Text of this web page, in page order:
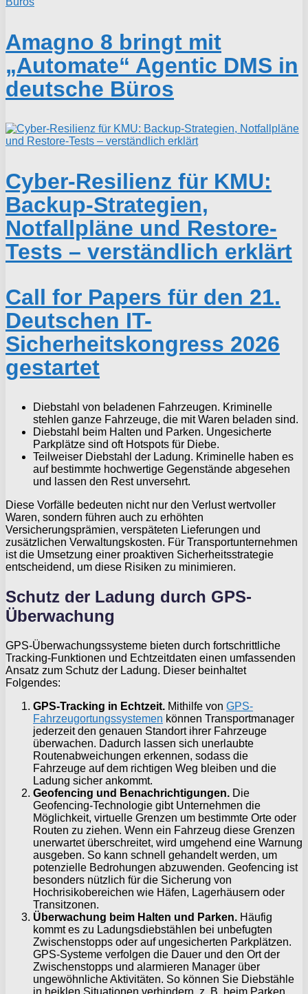
Amagno 8 bringt mit
„Automate“ Agentic DMS in
deutsche Büros
Cyber-Resilienz für KMU:
Backup-Strategien,
Notfallpläne und Restore-
Tests – verständlich erklärt
Call for Papers für den 21.
Deutschen IT-
Sicherheitskongress 2026
gestartet
Diebstahl von beladenen Fahrzeugen. Kriminelle
stehlen ganze Fahrzeuge, die mit Waren beladen sind.
Diebstahl beim Halten und Parken. Ungesicherte
Parkplätze sind oft Hotspots für Diebe.
Teilweiser Diebstahl der Ladung. Kriminelle haben es
auf bestimmte hochwertige Gegenstände abgesehen
und lassen den Rest unversehrt.
Diese Vorfälle bedeuten nicht nur den Verlust wertvoller
Waren, sondern führen auch zu erhöhten
Versicherungsprämien, verspäteten Lieferungen und
zusätzlichen Verwaltungskosten. Für Transportunternehmen
ist die Umsetzung einer proaktiven Sicherheitsstrategie
entscheidend, um diese Risiken zu minimieren.
Schutz der Ladung durch GPS-
Überwachung
GPS-Überwachungssysteme bieten durch fortschrittliche
Tracking-Funktionen und Echtzeitdaten einen umfassenden
Ansatz zum Schutz der Ladung. Dieser beinhaltet
Folgendes:
GPS-Tracking in Echtzeit. Mithilfe von GPS-
Fahrzeugortungssystemen können Transportmanager
jederzeit den genauen Standort ihrer Fahrzeuge
überwachen. Dadurch lassen sich unerlaubte
Routenabweichungen erkennen, sodass die
Fahrzeuge auf dem richtigen Weg bleiben und die
Ladung sicher ankommt.
Geofencing und Benachrichtigungen. Die
Geofencing-Technologie gibt Unternehmen die
Möglichkeit, virtuelle Grenzen um bestimmte Orte oder
Routen zu ziehen. Wenn ein Fahrzeug diese Grenzen
unerwartet überschreitet, wird umgehend eine Warnung
ausgeben. So kann schnell gehandelt werden, um
potenzielle Bedrohungen abzuwenden. Geofencing ist
besonders nützlich für die Sicherung von
Hochrisikobereichen wie Häfen, Lagerhäusern oder
Transitzonen.
Überwachung beim Halten und Parken. Häufig
kommt es zu Ladungsdiebstählen bei unbefugten
Zwischenstopps oder auf ungesicherten Parkplätzen.
GPS-Systeme verfolgen die Dauer und den Ort der
Zwischenstopps und alarmieren Manager über
ungewöhnliche Aktivitäten. So können Sie Diebstähle
in heiklen Situationen verhindern, z. B. beim Parken